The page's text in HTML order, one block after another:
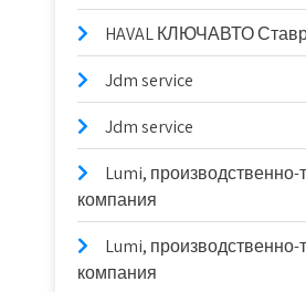
HAVAL КЛЮЧАВТО
Jdm service
Jdm service
Lumi, производственно-
компания
Lumi, производственно-
компания